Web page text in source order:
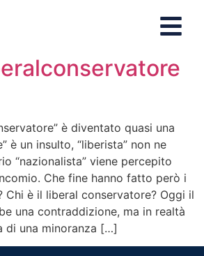
è diventato quasi una
è un insulto, “liberista” non ne
“nazionalista” viene percepito
Che fine hanno fatto però i
Chi è il liberal conservatore? Oggi il
una contraddizione, ma in realtà
di una minoranza […]